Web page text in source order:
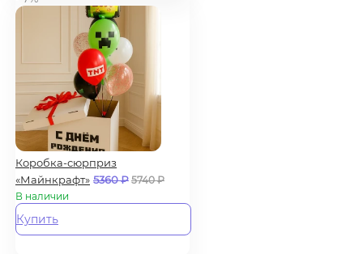
Коробка-сюрприз
«Майнкрафт» 5360₽ 5740₽
В наличии
Купить